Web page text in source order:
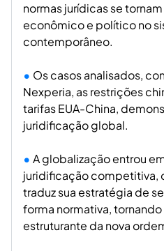
normas jurídicas se
econômico e político no
contemporâneo.
Os casos analisados,
Nexperia, as restrições
tarifas EUA-China,
juridificação global.
A globalização entrou
juridificação competitiva,
traduz sua estratégia de
forma normativa,
estruturante da nova